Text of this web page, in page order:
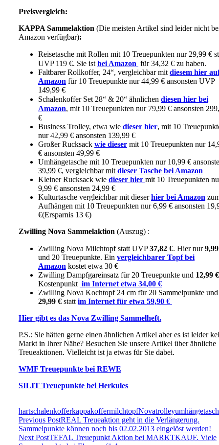
Preisvergleich:
KAPPA Sammelaktion (Die meisten Artikel sind leider nicht
Amazon verfügbar):
Reisetasche mit Rollen mit 10 Treuepunkten nur 29,99 €
UVP 119 €. Sie ist bei Amazon für 34,32 € zu haben.
Faltbarer Rollkoffer, 24“, vergleichbar mit diesem hier
Amazon für 10 Treuepunkte nur 44,99 € ansonsten UVP
149,99 €
Schalenkoffer Set 28“ & 20“ ähnlichen diesen hier bei
Amazon, mit 10 Treuepunkten nur 79,99 € ansonsten
€
Business Trolley, etwa wie dieser hier, mit 10
nur 42,99 € ansonsten 139,99 €
Großer Rucksack wie dieser mit 10 Treuepunkten nur
€ ansonsten 49,99 €
Umhängetasche mit 10 Treuepunkten nur 10,99 €
39,99 €, vergleichbar mit dieser Tasche bei Amazon
Kleiner Rucksack wie dieser hier mit 10 Treuepunkten
9,99 € ansonsten 24,99 €
Kulturtasche vergleichbar mit dieserhier bei Amazon
Aufhängen mit 10 Treuepunkten nur 6,99 € ansonsten
€(Ersparnis 13 €)
Zwilling Nova Sammelaktion (Auszug) :
Zwilling Nova Milchtopfstatt UVP37,82 €. Hier nur
und 20 Treuepunkte. Ein vergleichbarer Topf bei
Amazon kostet etwa 30 €
Zwilling Dampfgareinsatz für 20 Treuepunkte und 12,99 €
Kostenpunkt im Internet etwa 34,00 €
Zwilling Nova Kochtopf 24 cm für 20 Sammelpunkte und
29,99 € statt im Internet für etwa 59,90 €
Hier gibt es das Nova Zwilling Sammelheft.
P.S.: Sie hätten gerne einen ähnlichen Artikel aber es ist leider
Markt in Ihrer Nähe? Besuchen Sie unsere Artikel über ähnliche
Treueaktionen. Vielleicht ist ja etwas für Sie dabei.
WMF Treuepunkte bei REWE
SILIT Treuepunkte bei Herkules
hartschalenkofferkappakoffermilchtopfNovatrolley
Previous PostREAL Treueaktion geht in die Verlängerung.
Sammelpunkte können noch bis 02.02.2013 eingelöst werden!
Next PostTEFAL Treuepunkt Aktion bei MARKTKAUF. Viele